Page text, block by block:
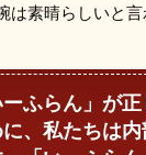
は素晴らしいと
ーふらん」が
、私たちは